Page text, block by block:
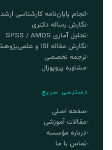
انجام پایان‌نامه کارشناسی ارشد
نگارش رساله دکتری
تحلیل آماری SPSS / AMOS
نگارش مقاله ISI و علمی‌پژوهشی
ترجمه تخصصی
مشاوره پروپوزال
دسترسی سریع
صفحه اصلی
مقالات آموزشی
درباره مؤسسه
تماس با ما